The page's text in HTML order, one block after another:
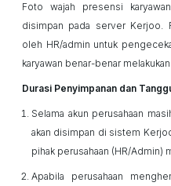
Foto wajah presensi
disimpan pada server Kerjoo.
oleh HR/admin untuk
karyawan benar-benar
Durasi Penyimpanan dan
Selama akun perusahaan
akan disimpan di sistem
pihak perusahaan (HR/Admin)
Apabila perusahaan